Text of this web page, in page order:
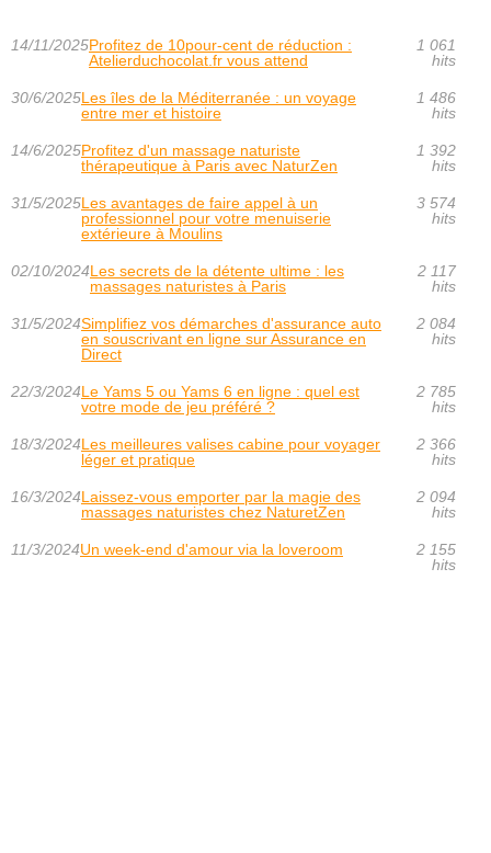
14/11/2025Profitez de 10pour-cent de réduction :
Atelierduchocolat.fr vous attend
1 061
hits
30/6/2025Les îles de la Méditerranée : un voyage
entre mer et histoire
1 486
hits
14/6/2025Profitez d'un massage naturiste
thérapeutique à Paris avec NaturZen
1 392
hits
31/5/2025Les avantages de faire appel à un
professionnel pour votre menuiserie
extérieure à Moulins
3 574
hits
02/10/2024Les secrets de la détente ultime : les
massages naturistes à Paris
2 117
hits
31/5/2024Simplifiez vos démarches d'assurance auto
en souscrivant en ligne sur Assurance en
Direct
2 084
hits
22/3/2024Le Yams 5 ou Yams 6 en ligne : quel est
votre mode de jeu préféré ?
2 785
hits
18/3/2024Les meilleures valises cabine pour voyager
léger et pratique
2 366
hits
16/3/2024Laissez-vous emporter par la magie des
massages naturistes chez NaturetZen
2 094
hits
11/3/2024Un week-end d'amour via la loveroom
2 155
hits